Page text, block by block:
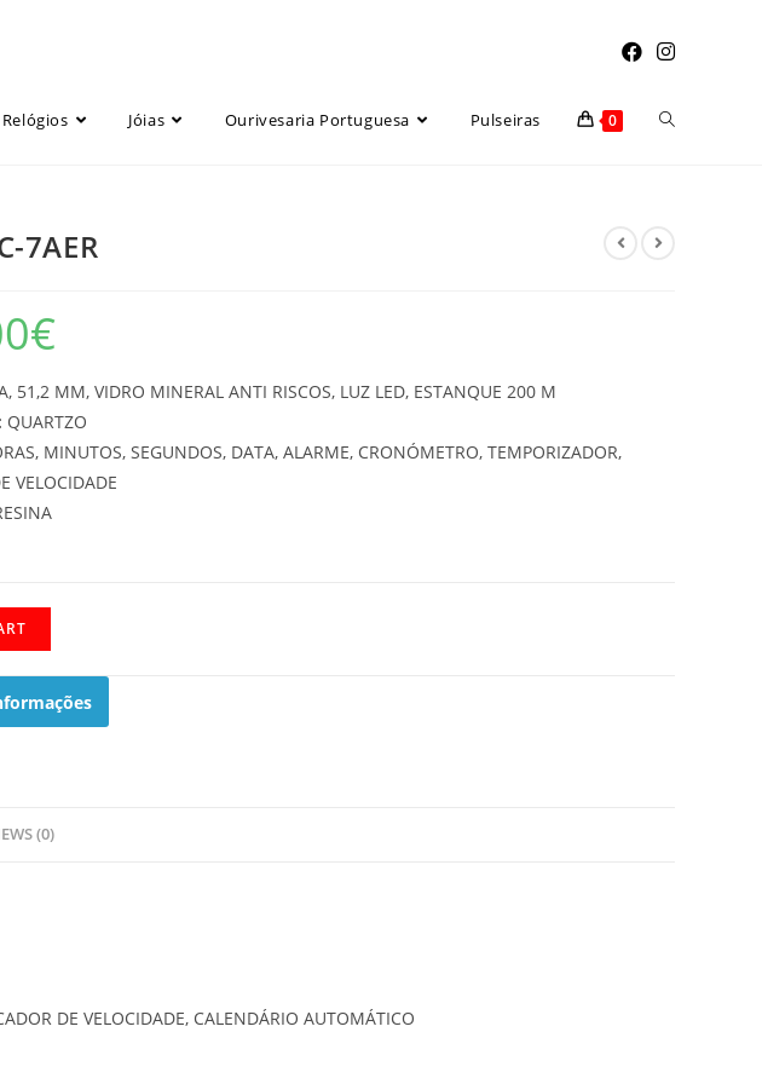
Relógios Jóias Ourivesaria Portuguesa Pulseiras 0 Toggle
7AER
€
51,2 MM, VIDRO MINERAL ANTI RISCOS, LUZ LED, ESTANQUE 200 M
QUARTZO
MINUTOS, SEGUNDOS, DATA, ALARME, CRONÓMETRO, TEMPORIZADOR,
VELOCIDADE
(0)
DE VELOCIDADE, CALENDÁRIO AUTOMÁTICO